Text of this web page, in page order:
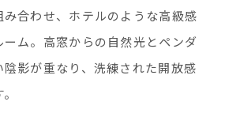
合わせ、ホテルのような高級感
ム。高窓からの自然光とペンダ
影が重なり、洗練された開放感